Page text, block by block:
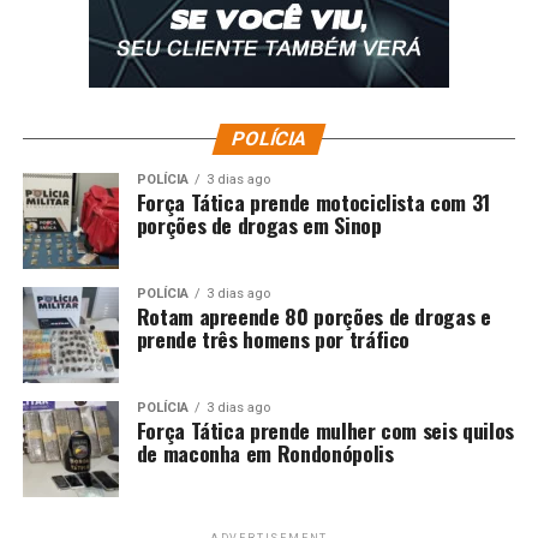
São Paulo 2 x 1 Juventude
Competição:Campeonato Brasileiro (35ª rodada)
Local:Vila Belmiro, em Santos (SP)
Data:23 de novembro de 2025, domingo
Horário:16h (de Brasília)
Público: 6.468 torcedores
Renda:R$ 364.679,50
Arbitragem:
Árbitro: Andre Luiz Skettino Policarpo Bento
(MG)
POLÍCIA
POLÍCIA 3 dias ago
Força Tática prende motociclista com 31
porções de drogas em Sinop
POLÍCIA 3 dias ago
Rotam apreende 80 porções de drogas e
prende três homens por tráfico
POLÍCIA 3 dias ago
Força Tática prende mulher com seis quilos
de maconha em Rondonópolis